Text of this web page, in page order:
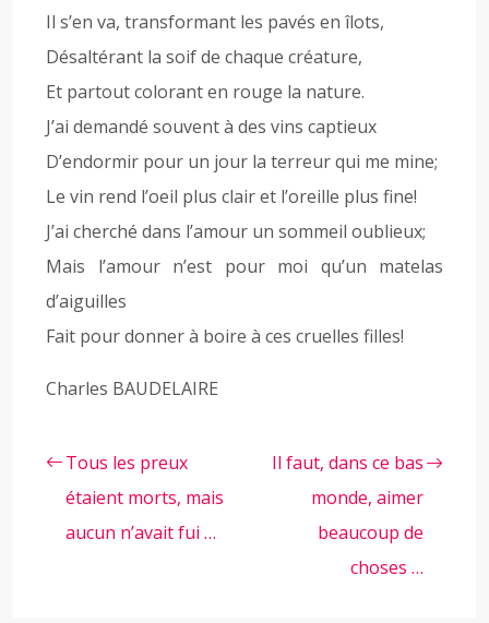
Il s’en va, transformant les pavés en îlots,
Désaltérant la soif de chaque créature,
Et partout colorant en rouge la nature.
J’ai demandé souvent à des vins captieux
D’endormir pour un jour la terreur qui me mine;
Le vin rend l’oeil plus clair et l’oreille plus fine!
J’ai cherché dans l’amour un sommeil oublieux;
Mais l’amour n’est pour moi qu’un matelas
d’aiguilles
Fait pour donner à boire à ces cruelles filles!
Charles BAUDELAIRE
Tous les preux
étaient morts, mais
aucun n’avait fui …
Il faut, dans ce bas
monde, aimer
beaucoup de
choses …